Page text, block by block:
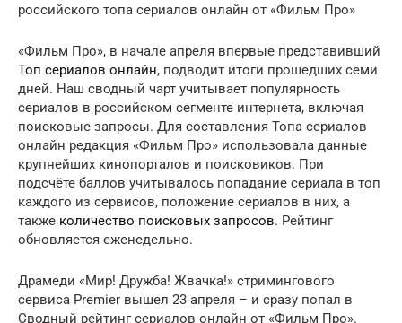
российского топа сериалов онлайн от «Фильм Про»
«Фильм Про», в начале апреля впервые представивший
Топ сериалов онлайн, подводит итоги прошедших семи
дней. Наш сводный чарт учитывает популярность
сериалов в российском сегменте интернета, включая
поисковые запросы. Для составления Топа сериалов
онлайн редакция «Фильм Про» использовала данные
крупнейших кинопорталов и поисковиков. При
подсчёте баллов учитывалось попадание сериала в топ
каждого из сервисов, положение сериалов в них, а
также количество поисковых запросов. Рейтинг
обновляется еженедельно.
Драмеди «Мир! Дружба! Жвачка!» стримингового
сервиса Premier вышел 23 апреля – и сразу попал в
Сводный рейтинг сериалов онлайн от «Фильм Про».